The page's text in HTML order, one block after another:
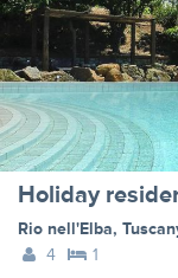
Rio nell'Elba,
4
1